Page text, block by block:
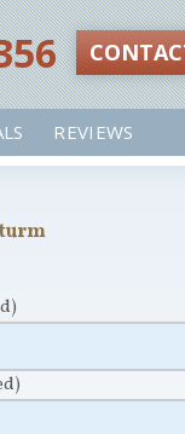
REVIEWS